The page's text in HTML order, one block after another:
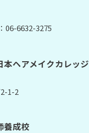
6632-3275
ヘアメイクカレッジ
1-2
養成校